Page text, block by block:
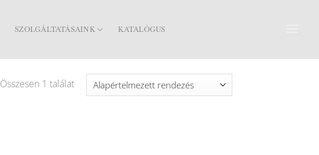
SZOLGÁLTATÁSAINK KATALÓGUS
Összesen 1 találat